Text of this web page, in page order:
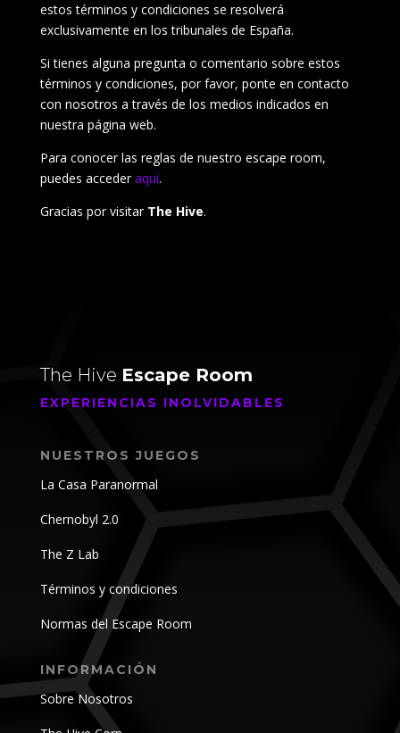
estos términos y condiciones se resolverá
exclusivamente en los tribunales de España.
Si tienes alguna pregunta o comentario sobre estos
términos y condiciones, por favor, ponte en contacto
con nosotros a través de los medios indicados en
nuestra página web.
Para conocer las reglas de nuestro escape room,
puedes accederaquí.
Gracias por visitar The Hive.
The Hive Escape Room
EXPERIENCIAS INOLVIDABLES
NUESTROS JUEGOS
La Casa Paranormal
Chernobyl 2.0
The Z Lab
Términos y condiciones
Normas del Escape Room
INFORMACIÓN
Sobre Nosotros